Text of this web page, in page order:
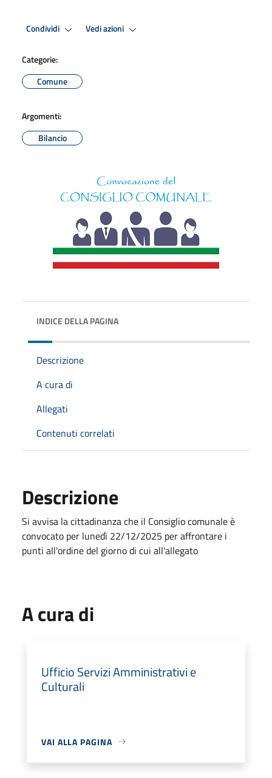
Condividi Vedi azioni
Categorie:
Comune
Argomenti:
Bilancio
INDICE DELLA PAGINA
Descrizione
A cura di
Allegati
Contenuti correlati
Descrizione
Si avvisa la cittadinanza che il Consiglio comunale è
convocato per lunedì 22/12/2025 per affrontare i
punti all'ordine del giorno di cui all'allegato
A cura di
Ufficio Servizi Amministrativi e
Culturali
VAI ALLA PAGINA